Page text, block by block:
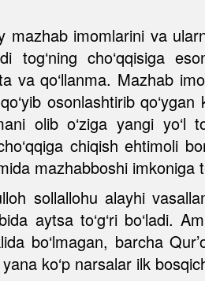
mazhab imomlarini va
tog‘ning cho‘qqisiga
va qo‘llanma. Mazhab
osonlashtirib
olib o‘ziga yangi yo‘l
chiqish ehtimoli
mazhabboshi imkoniga
sollallohu alayhi
aytsa to‘g‘ri bo‘ladi.
bo‘lmagan, barcha
ko‘p narsalar ilk